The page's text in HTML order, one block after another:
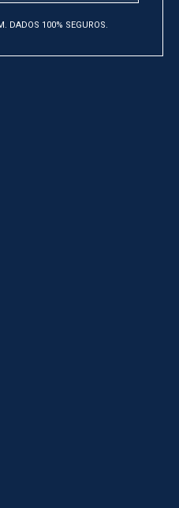
DADOS 100% SEGUROS.